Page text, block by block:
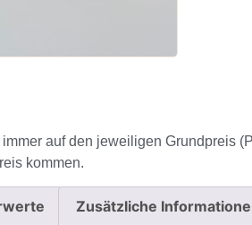
auf den jeweiligen Grundpreis
kommen.
Zusätzliche